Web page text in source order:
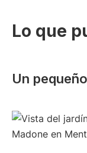
Lo que
Un